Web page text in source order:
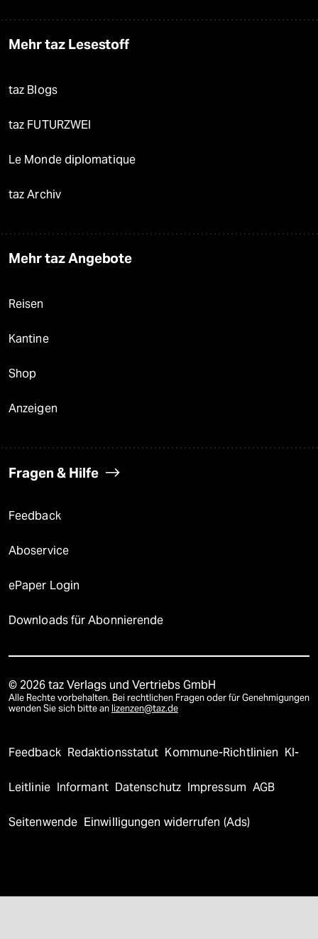
Mehr taz Lesestoff
taz Blogs
taz FUTURZWEI
Le Monde diplomatique
taz Archiv
Mehr taz Angebote
Reisen
Kantine
Shop
Anzeigen
Fragen & Hilfe
Feedback
Aboservice
ePaper Login
Downloads für Abonnierende
© 2026 taz Verlags und Vertriebs GmbH
Alle Rechte vorbehalten. Bei rechtlichen Fragen oder für Genehmigungen
wenden Sie sich bitte an lizenzen@taz.de
Feedback Redaktionsstatut Kommune-Richtlinien KI-
Leitlinie Informant Datenschutz Impressum AGB
Seitenwende Einwilligungen widerrufen (Ads)